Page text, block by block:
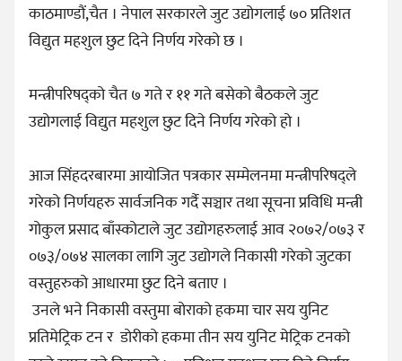
काठमाण्डौं,चैत । नेपाल सरकारले जुट उद्योगलाई ७० प्रतिशत
विद्युत महशुल छुट दिने निर्णय गरेको छ ।
मन्त्रीपरिषद्को चैत ७ गते र ११ गते बसेको बैठकले जुट
उद्योगलाई विद्युत महशुल छुट दिने निर्णय गरेको हो ।
आज सिंहदरबारमा आयोजित पत्रकार सम्मेलनमा मन्त्रीपरिषद्ले
गरेको निर्णयहरु सार्वजनिक गर्दै सञ्चार तथा सूचना प्रविधि मन्त्री
गोकुल प्रसाद बाँस्कोटाले जुट उद्योगहरुलाई आव २०७२/०७३ र
०७३/०७४ सालका लागि जुट उद्योगले निकासी गरेको जुटका
वस्तुहरुको आधारमा छुट दिने बताए ।
उनले भने निकासी वस्तुमा बोराको हकमा चार सय युनिट
प्रतिमेट्रिक टन र डोरीको हकमा तीन सय युनिट मेट्रिक टनको